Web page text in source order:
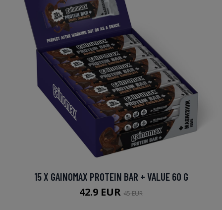
15 X GAINOMAX PROTEIN BAR + VALUE 60 G
42.9 EUR 45 EUR